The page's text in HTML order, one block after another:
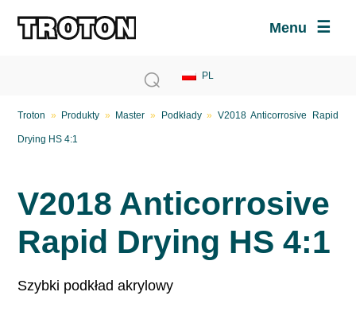
Menu
Troton » Produkty » Master » Podkłady» V2018 Anticorrosive Rapid
Drying HS 4:1
V2018 Anticorrosive
Rapid Drying HS 4:1
Szybki podkład akrylowy